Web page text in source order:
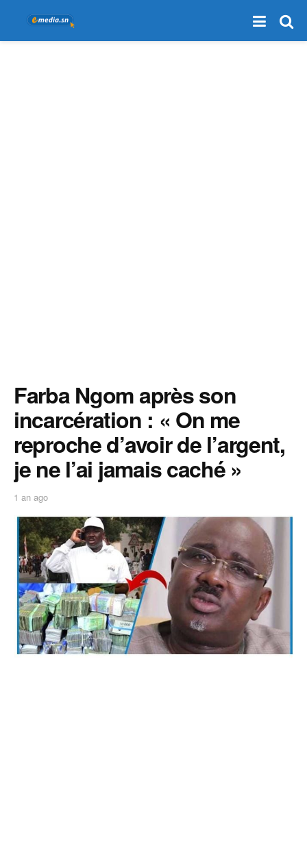
Farba Ngom après son
incarcération : « On me
reproche d’avoir de l’argent,
je ne l’ai jamais caché »
1 an ago